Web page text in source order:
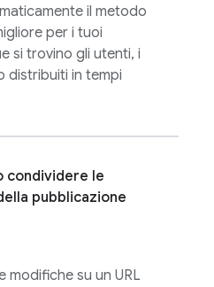
il metodo
per i tuoi
si trovino gli utenti, i
distribuiti in tempi
condividere le
pubblicazione
modifiche su un URL